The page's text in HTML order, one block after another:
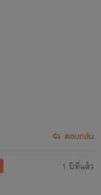
ตอบกลับ
1 ปีที่แล้ว